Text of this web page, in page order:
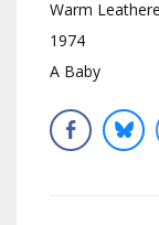
Warm
1974
A Baby